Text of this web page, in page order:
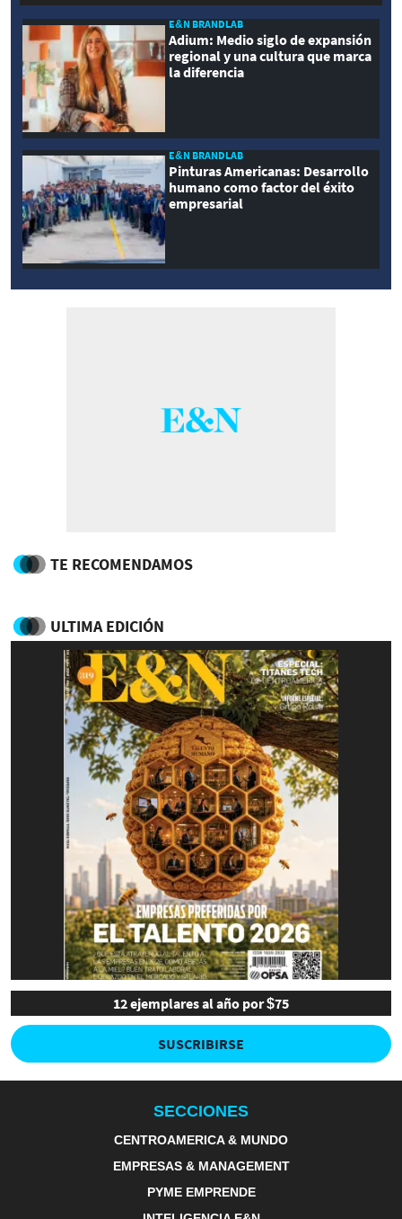
E&N BRANDLAB
Adium: Medio siglo de expansión
regional y una cultura que marca
la diferencia
E&N BRANDLAB
Pinturas Americanas: Desarrollo
humano como factor del éxito
empresarial
TE RECOMENDAMOS
ULTIMA EDICIÓN
12 ejemplares al año por $75
SUSCRIBIRSE
SECCIONES
CENTROAMERICA & MUNDO
EMPRESAS & MANAGEMENT
PYME EMPRENDE